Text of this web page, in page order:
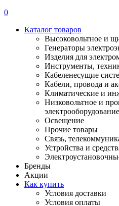
0
Каталог товаров
Высоковольтное и
Генераторы
Изделия для
Инструменты,
Кабеленесущие
Кабели, провода и
Климатические и
Низковольтное и
электрооборудование
Освещение
Прочие товары
Связь,
Устройства и
Бренды
Акции
Как купить
Условия доставки
Условия оплаты